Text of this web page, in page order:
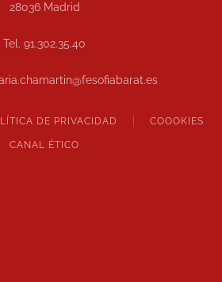
28036 Madrid
Tel. 91.302.35.40
DE PRIVACIDAD COOOKIES
CANAL ÉTICO